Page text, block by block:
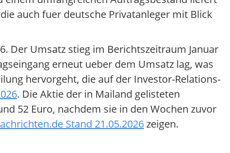
auch fuer deutsche Privatanleger mit Blick
Der Umsatz stieg im Berichtszeitraum Januar
erneut ueber dem Umsatz lag, was
hervorgeht, die auf der Investor-Relations-
. Die Aktie der in Mailand gelisteten
52 Euro, nachdem sie in den Wochen zuvor
Stand 21.05.2026zeigen.